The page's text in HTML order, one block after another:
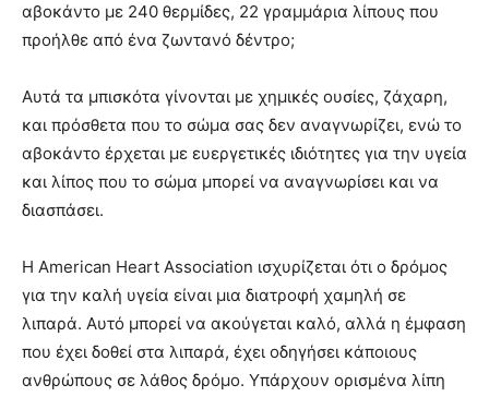
αβοκάντο με 240 θερμίδες, 22 γραμμάρια λίπους που
προήλθε από ένα ζωντανό δέντρο;
Αυτά τα μπισκότα γίνονται με χημικές ουσίες, ζάχαρη,
και πρόσθετα που το σώμα σας δεν αναγνωρίζει, ενώ το
αβοκάντο έρχεται με ευεργετικές ιδιότητες για την υγεία
και λίπος που το σώμα μπορεί να αναγνωρίσει και να
διασπάσει.
Η American Heart Association ισχυρίζεται ότι ο δρόμος
για την καλή υγεία είναι μια διατροφή χαμηλή σε
λιπαρά. Αυτό μπορεί να ακούγεται καλό, αλλά η έμφαση
που έχει δοθεί στα λιπαρά, έχει οδηγήσει κάποιους
ανθρώπους σε λάθος δρόμο. Υπάρχουν ορισμένα λίπη